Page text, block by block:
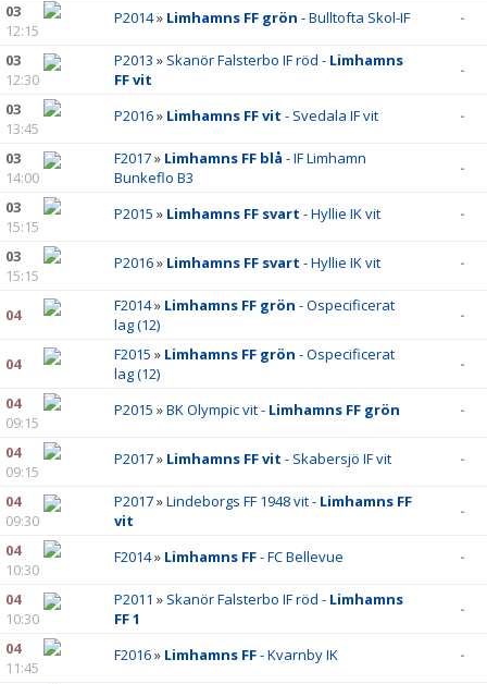
03
12:15
P2014» Limhamns FF grön - Bulltofta Skol-IF -
03
12:30
P2013 » Skanör Falsterbo IF röd - Limhamns
FF vit
-
03
13:45
P2016» Limhamns FF vit - Svedala IF vit -
03
14:00
F2017» Limhamns FF blå - IF Limhamn
Bunkeflo B3
-
03
15:15
P2015 » Limhamns FF svart - Hyllie IK vit -
03
15:15
P2016» Limhamns FF svart - Hyllie IK vit -
04 F2014» Limhamns FF grön - Ospecificerat
lag (12)
-
04 F2015 » Limhamns FF grön - Ospecificerat
lag (12)
-
04
09:15
P2015 »BK Olympic vit - Limhamns FF grön -
04
09:15
P2017» Limhamns FF vit - Skabersjö IF vit -
04
09:30
P2017»Lindeborgs FF 1948 vit - Limhamns FF
vit
-
04
10:30
F2014» Limhamns FF- FC Bellevue -
04
10:30
P2011 » Skanör Falsterbo IF röd - Limhamns
FF 1
-
04
11:45
F2016» Limhamns FF- Kvarnby IK -